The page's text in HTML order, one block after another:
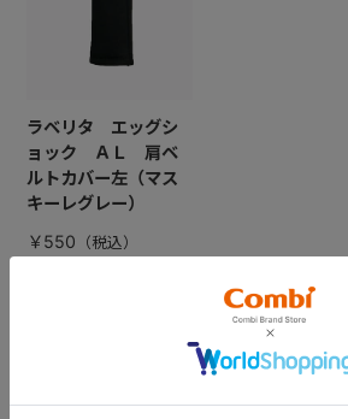
ラベリタ エッグシ
ョック ＡＬ 肩ベ
ルトカバー左（マス
キーレグレー）
￥550
CATEGORY